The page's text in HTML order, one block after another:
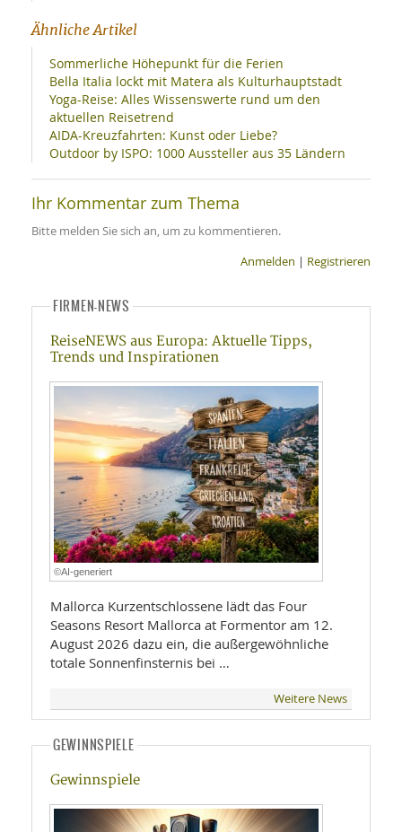
Ähnliche Artikel
Sommerliche Höhepunkt für die Ferien
Bella Italia lockt mit Matera als Kulturhauptstadt
Yoga-Reise: Alles Wissenswerte rund um den
aktuellen Reisetrend
AIDA-Kreuzfahrten: Kunst oder Liebe?
Outdoor by ISPO: 1000 Aussteller aus 35 Ländern
Ihr Kommentar zum Thema
Bitte melden Sie sich an, um zu kommentieren.
Anmelden | Registrieren
FIRMEN-NEWS
ReiseNEWS aus Europa: Aktuelle Tipps,
Trends und Inspirationen
©AI-generiert
Mallorca Kurzentschlossene lädt das Four
Seasons Resort Mallorca at Formentor am 12.
August 2026 dazu ein, die außergewöhnliche
totale Sonnenfinsternis bei …
Weitere News
GEWINNSPIELE
Gewinnspiele